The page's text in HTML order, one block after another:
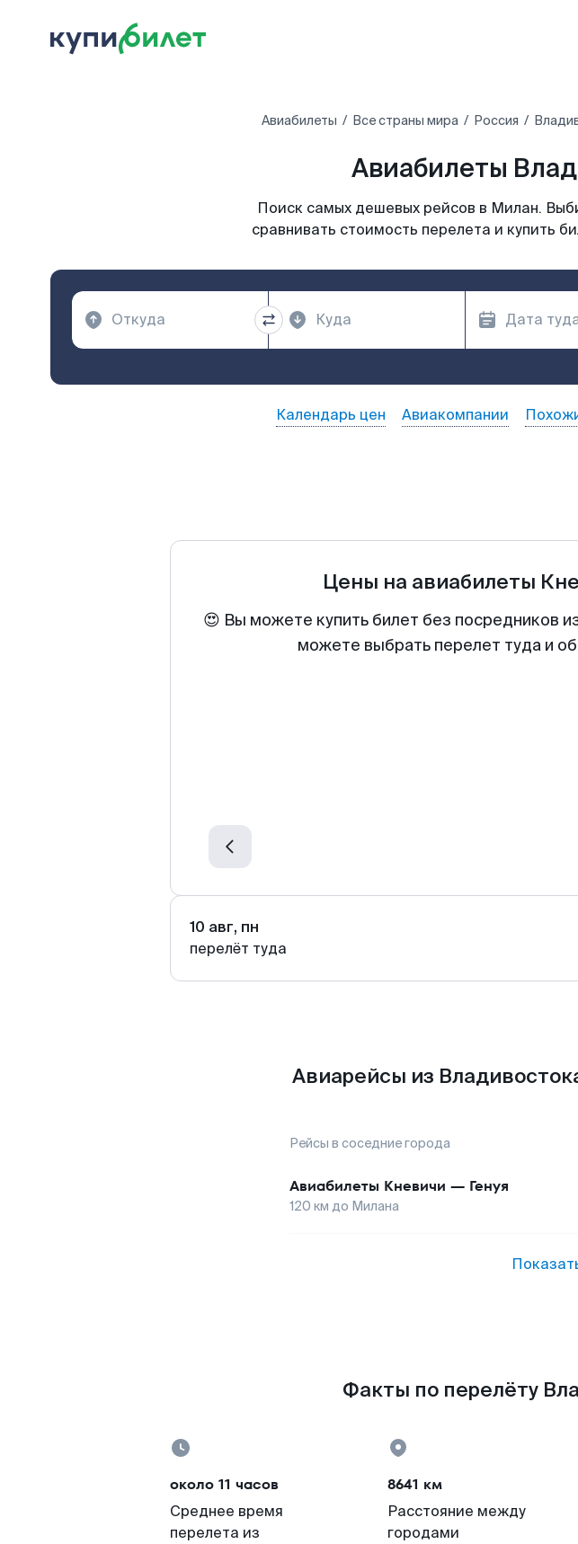
Авиабилеты Все страны мира Россия
Авиабилеты
Поиск самых дешевых рейсов в Милан.
сравнивать стоимость перелета и купить
Календарь цен Авиакомпании
Цены на авиабилеты
😍 Вы можете купить билет без посредников
можете выбрать перелет туда и
10 авг, пн
перелёт туда
Авиарейсы из
Рейсы в соседние города
Авиабилеты Кневичи — Генуя
120 км до Милана
Факты по перелёту
около 11 часов
Среднее время
перелета из
8641 км
Расстояние между
городами